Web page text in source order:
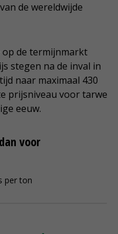
de wereldwijde
de termijnmarkt
stegen na de inval in
naar maximaal 430
prijsniveau voor tarwe
eeuw.